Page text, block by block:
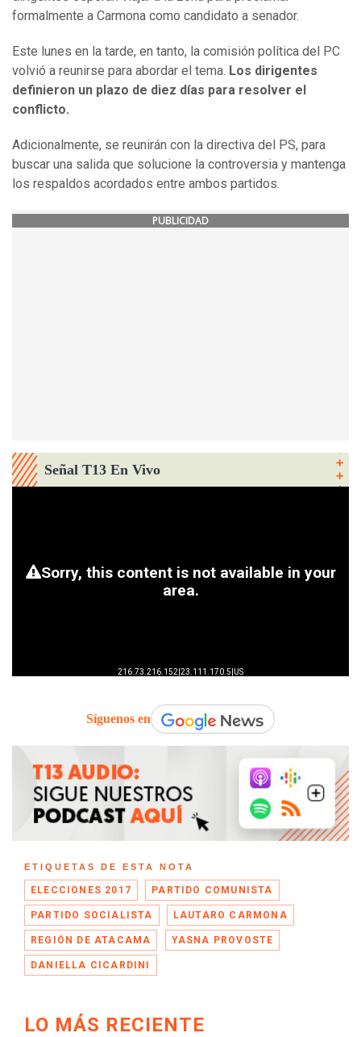
formalmente a Carmona como candidato a senador.
Este lunes en la tarde, en tanto, la comisión política del PC
volvió a reunirse para abordar el tema. Los dirigentes
definieron un plazo de diez días para resolver el
conflicto.
Adicionalmente, se reunirán con la directiva del PS, para
buscar una salida que solucione la controversia y mantenga
los respaldos acordados entre ambos partidos.
PUBLICIDAD
Señal T13 En Vivo
Síguenos en
ETIQUETAS DE ESTA NOTA
ELECCIONES 2017 PARTIDO COMUNISTA
PARTIDO SOCIALISTA LAUTARO CARMONA
REGIÓN DE ATACAMA YASNA PROVOSTE
DANIELLA CICARDINI
LO MÁS RECIENTE